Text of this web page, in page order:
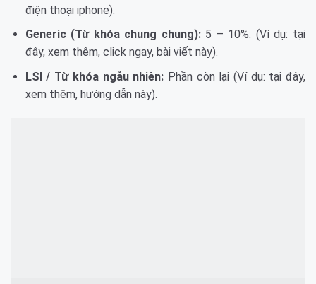
điện thoại iphone).
Generic (Từ khóa chung chung):5 – 10%: (Ví dụ: tại
đây, xem thêm, click ngay, bài viết này).
LSI / Từ khóa ngẫu nhiên: Phần còn lại (Ví dụ: tại đây,
xem thêm, hướng dẫn này).